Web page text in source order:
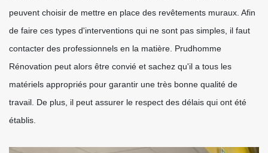
peuvent choisir de mettre en place des revêtements muraux. Afin
de faire ces types d'interventions qui ne sont pas simples, il faut
contacter des professionnels en la matière. Prudhomme
Rénovation peut alors être convié et sachez qu'il a tous les
matériels appropriés pour garantir une très bonne qualité de
travail. De plus, il peut assurer le respect des délais qui ont été
établis.